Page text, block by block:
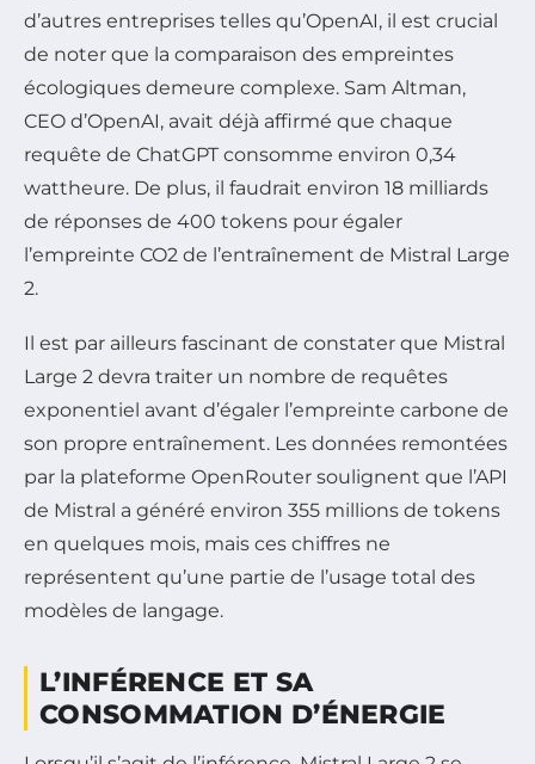
d’autres entreprises telles qu’OpenAI, il est crucial
de noter que la comparaison des empreintes
écologiques demeure complexe. Sam Altman,
CEO d’OpenAI, avait déjà affirmé que chaque
requête de ChatGPT consomme environ 0,34
wattheure. De plus, il faudrait environ 18 milliards
de réponses de 400 tokens pour égaler
l’empreinte CO2 de l’entraînement de Mistral Large
2.
Il est par ailleurs fascinant de constater que Mistral
Large 2 devra traiter un nombre de requêtes
exponentiel avant d’égaler l’empreinte carbone de
son propre entraînement. Les données remontées
par la plateforme OpenRouter soulignent que l’API
de Mistral a généré environ 355 millions de tokens
en quelques mois, mais ces chiffres ne
représentent qu’une partie de l’usage total des
modèles de langage.
L’INFÉRENCE ET SA
CONSOMMATION D’ÉNERGIE